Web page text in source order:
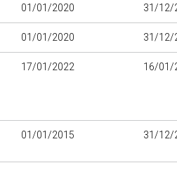
01/01/2020 31/12/
01/01/2020 31/12/
17/01/2022 16/01/
01/01/2015 31/12/